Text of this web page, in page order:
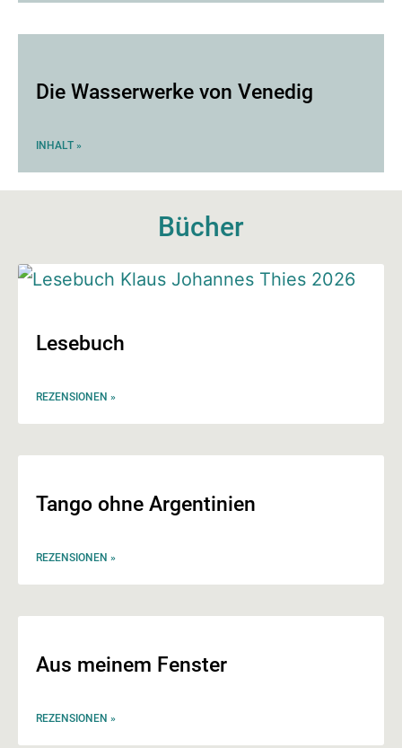
Die Wasserwerke von Venedig
INHALT »
Bücher
Lesebuch
REZENSIONEN »
Tango ohne Argentinien
REZENSIONEN »
Aus meinem Fenster
REZENSIONEN »